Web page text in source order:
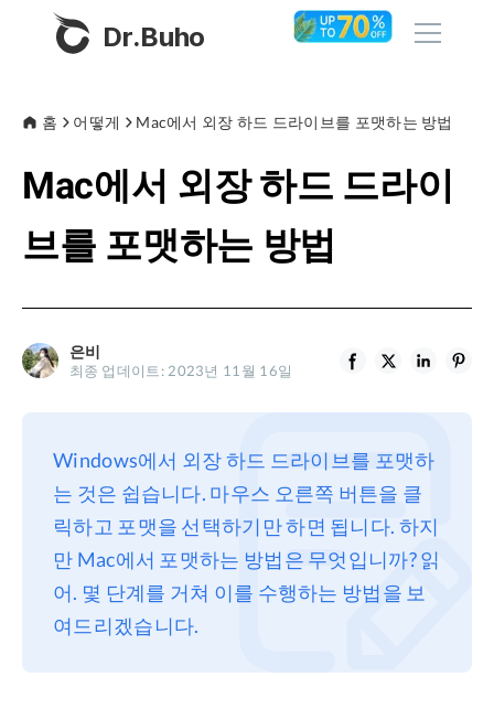
Dr.Buho
제품
BuhoCleaner
BuhoUnlocker
BuhoRepair
BuhoNTFS
스토어
소개
지원
프라이버시
조항
환불
홈 어떻게 Mac에서 외장 하드 드라이브를 포맷하는 방법
Mac에서 외장 하드 드라이
브를 포맷하는 방법
은비
최종 업데이트: 2023년 11월 16일
Windows에서 외장 하드 드라이브를 포맷하
는 것은 쉽습니다. 마우스 오른쪽 버튼을 클
릭하고 포맷을 선택하기만 하면 됩니다. 하지
만 Mac에서 포맷하는 방법은 무엇입니까? 읽
어. 몇 단계를 거쳐 이를 수행하는 방법을 보
여드리겠습니다.